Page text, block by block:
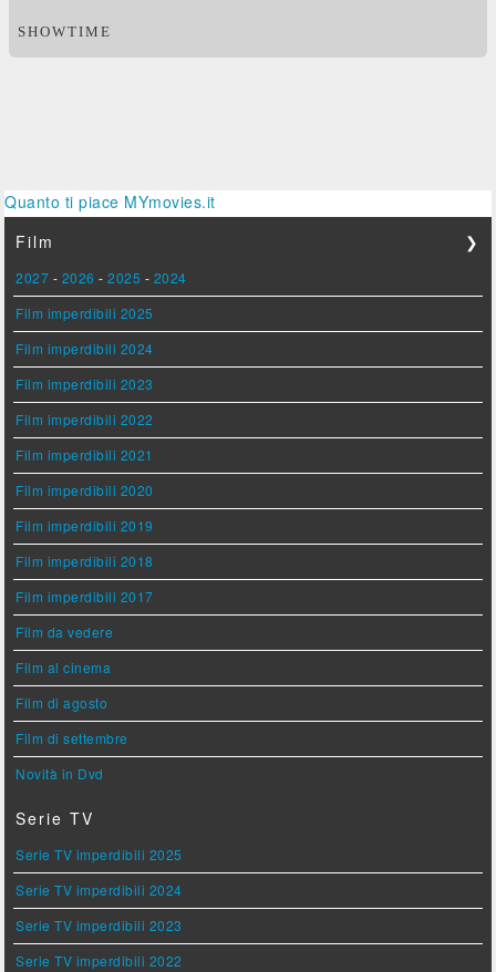
SHOWTIME
Quanto ti piace MYmovies.it
Film
❯
2027 - 2026 -2025 - 2024
Film imperdibili 2025
Film imperdibili 2024
Film imperdibili 2023
Film imperdibili 2022
Film imperdibili 2021
Film imperdibili 2020
Film imperdibili 2019
Film imperdibili 2018
Film imperdibili 2017
Film da vedere
Film al cinema
Film di agosto
Film di settembre
Novità in Dvd
Serie TV
Serie TV imperdibili 2025
Serie TV imperdibili 2024
Serie TV imperdibili 2023
Serie TV imperdibili 2022